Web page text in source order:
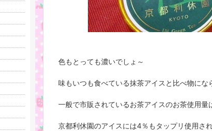
色もとっても濃いでしょ～
味もいつも食べている抹茶アイスと比べ物に
一般で市販されているお茶アイスのお茶使用量
京都利休園のアイスには4％もタップリ使用さ